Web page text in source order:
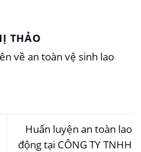
THẢO
về an toàn vệ sinh lao
Huấn luyện an toàn lao
động tại CÔNG TY TNHH